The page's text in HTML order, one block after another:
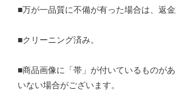
■万が一品質に不備が有った場合は、返金
■クリーニング済み。
■商品画像に「帯」が付いているものが
いない場合がございます。